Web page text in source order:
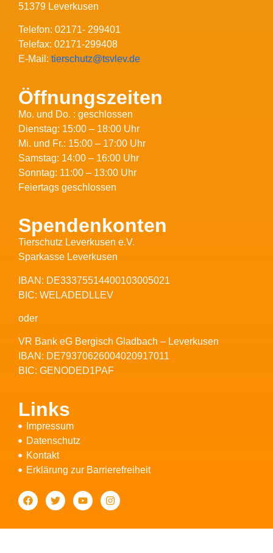
51379 Leverkusen
Telefon: 02171- 299401
Telefax: 02171-299408
E-Mail: tierschutz@tsvlev.de
Öffnungszeiten
Mo. und Do. : geschlossen
Dienstag: 15:00 – 18:00 Uhr
Mi. und Fr.: 15:00 – 17:00 Uhr
Samstag: 14:00 – 16:00 Uhr
Sonntag: 11:00 – 13:00 Uhr
Feiertags geschlossen
Spendenkonten
Tierschutz Leverkusen e.V.
Sparkasse Leverkusen
IBAN: DE33375514400103005021
BIC: WELADEDLLEV
oder
VR Bank eG Bergisch Gladbach – Leverkusen
IBAN: DE79370626004020917011
BIC: GENODED1PAF
Links
Impressum
Datenschutz
Kontakt
Erklärung zur Barrierefreiheit